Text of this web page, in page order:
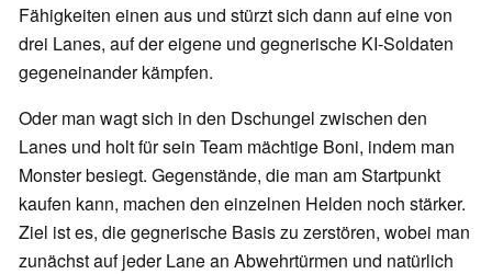
Fähigkeiten einen aus und stürzt sich dann auf eine von
drei Lanes, auf der eigene und gegnerische KI-Soldaten
gegeneinander kämpfen.
Oder man wagt sich in den Dschungel zwischen den
Lanes und holt für sein Team mächtige Boni, indem man
Monster besiegt. Gegenstände, die man am Startpunkt
kaufen kann, machen den einzelnen Helden noch stärker.
Ziel ist es, die gegnerische Basis zu zerstören, wobei man
zunächst auf jeder Lane an Abwehrtürmen und natürlich